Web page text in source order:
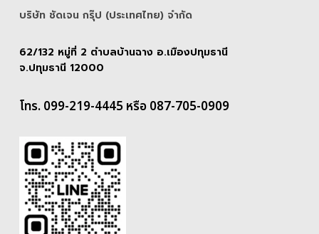
บริษัท ชัดเจน กรุ๊ป (ประเทศไทย) จํากัด
62/132 หมู่ที่ 2 ตำบลบ้านฉาง อ.เมืองปทุมธานี
จ.ปทุมธานี 12000
โทร. 099-219-4445 หรือ 087-705-0909